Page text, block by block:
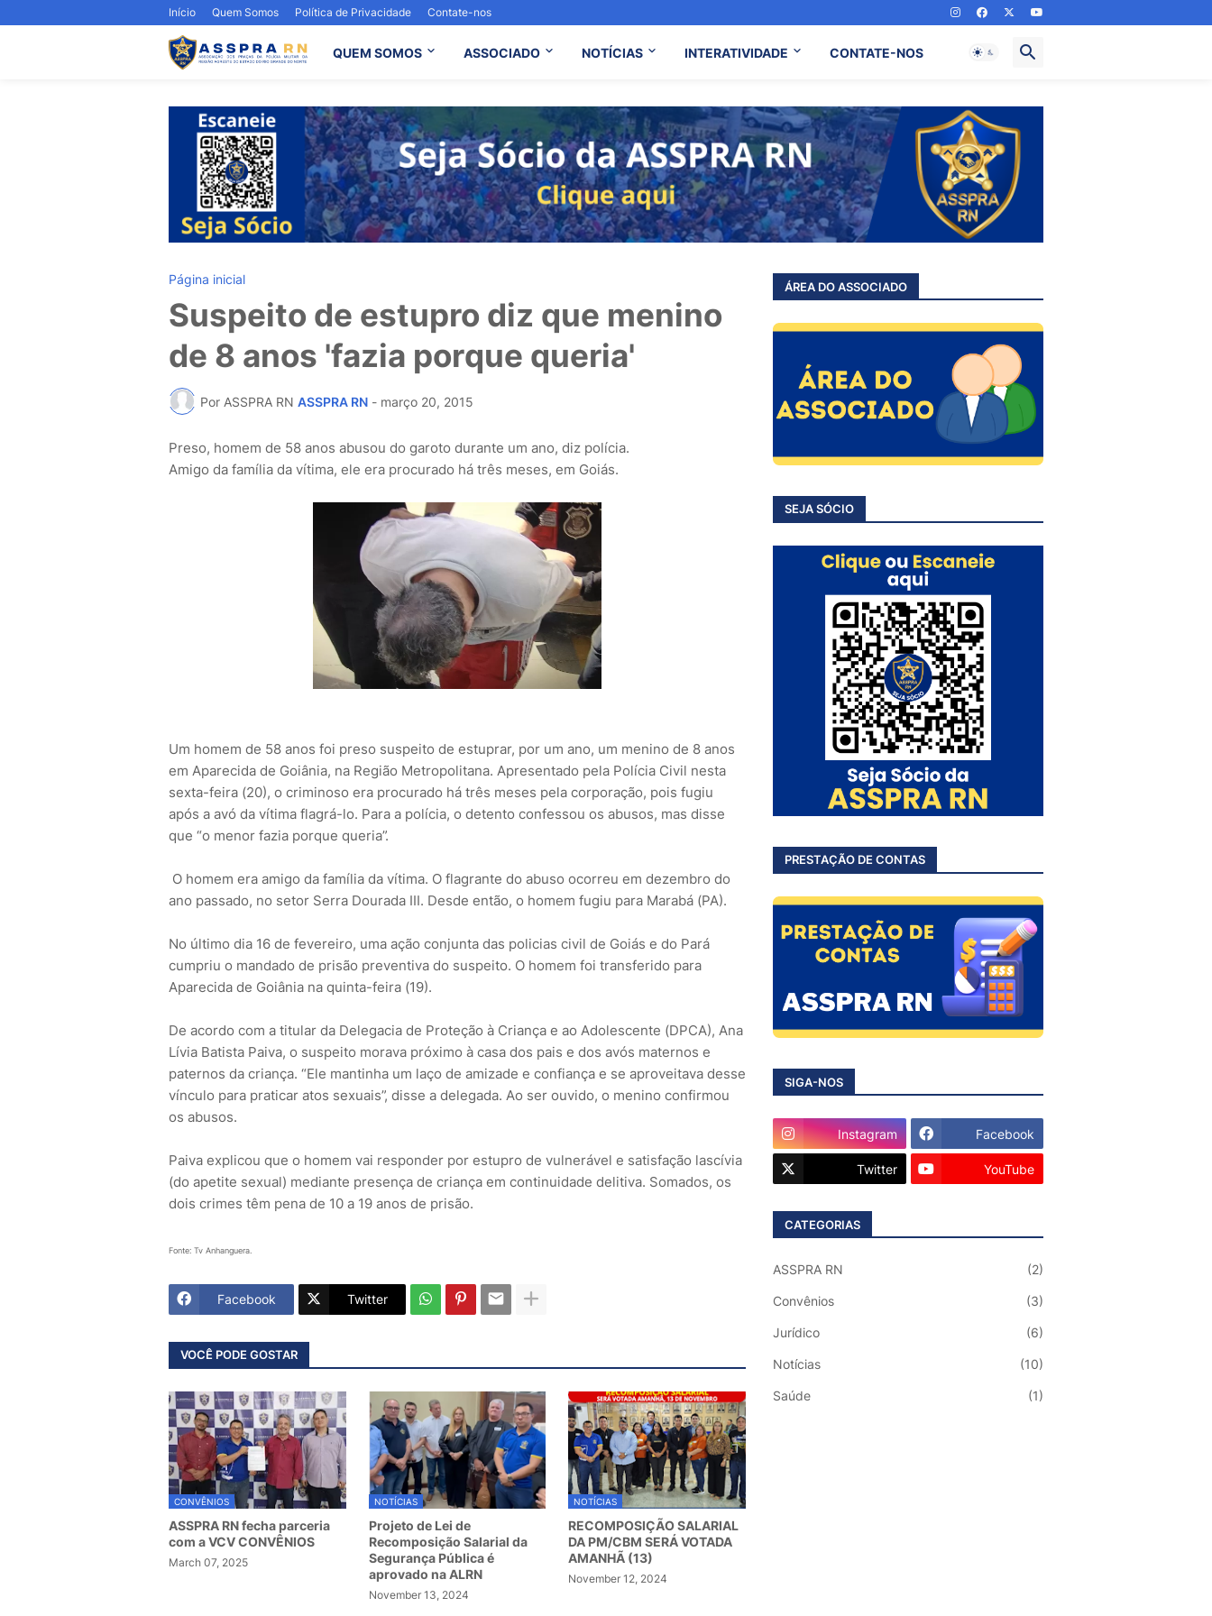
Início Quem Somos Política de Privacidade Contate-nos
QUEM SOMOS ASSOCIADO NOTÍCIAS INTERATIVIDADE CONTATE-NOS
Página inicial
Suspeito de estupro diz que menino
de 8 anos 'fazia porque queria'
Por ASSPRA RN ASSPRA RN - março 20, 2015
Preso, homem de 58 anos abusou do garoto durante um ano, diz polícia.
Amigo da família da vítima, ele era procurado há três meses, em Goiás.
Um homem de 58 anos foi preso suspeito de estuprar, por um ano, um menino de 8 anos
em Aparecida de Goiânia, na Região Metropolitana. Apresentado pela Polícia Civil nesta
sexta-feira (20), o criminoso era procurado há três meses pela corporação, pois fugiu
após a avó da vítima flagrá-lo. Para a polícia, o detento confessou os abusos, mas disse
que “o menor fazia porque queria”.
O homem era amigo da família da vítima. O flagrante do abuso ocorreu em dezembro do
ano passado, no setor Serra Dourada III. Desde então, o homem fugiu para Marabá (PA).
No último dia 16 de fevereiro, uma ação conjunta das policias civil de Goiás e do Pará
cumpriu o mandado de prisão preventiva do suspeito. O homem foi transferido para
Aparecida de Goiânia na quinta-feira (19).
De acordo com a titular da Delegacia de Proteção à Criança e ao Adolescente (DPCA), Ana
Lívia Batista Paiva, o suspeito morava próximo à casa dos pais e dos avós maternos e
paternos da criança. “Ele mantinha um laço de amizade e confiança e se aproveitava desse
vínculo para praticar atos sexuais”, disse a delegada. Ao ser ouvido, o menino confirmou
os abusos.
Paiva explicou que o homem vai responder por estupro de vulnerável e satisfação lascívia
(do apetite sexual) mediante presença de criança em continuidade delitiva. Somados, os
dois crimes têm pena de 10 a 19 anos de prisão.
Fonte: Tv Anhanguera.
Facebook Twitter
VOCÊ PODE GOSTAR
CONVÊNIOS
ASSPRA RN fecha parceria
com a VCV CONVÊNIOS
March 07, 2025
NOTÍCIAS
Projeto de Lei de
Recomposição Salarial da
Segurança Pública é
aprovado na ALRN
November 13, 2024
NOTÍCIAS
RECOMPOSIÇÃO SALARIAL
DA PM/CBM SERÁ VOTADA
AMANHÃ (13)
November 12, 2024
ÁREA DO ASSOCIADO
SEJA SÓCIO
PRESTAÇÃO DE CONTAS
SIGA-NOS
Instagram Facebook
Twitter YouTube
CATEGORIAS
ASSPRA RN (2)
Convênios (3)
Jurídico (6)
Notícias (10)
Saúde (1)